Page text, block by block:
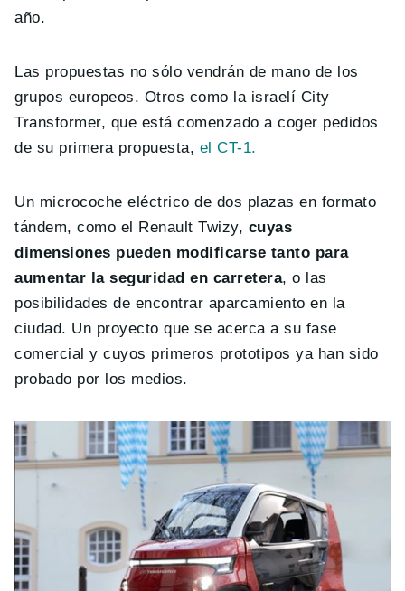
año.
Las propuestas no sólo vendrán de mano de los
grupos europeos. Otros como la israelí City
Transformer, que está comenzado a coger pedidos
de su primera propuesta, el CT-1.
Un microcoche eléctrico de dos plazas en formato
tándem, como el Renault Twizy, cuyas
dimensiones pueden modificarse tanto para
aumentar la seguridad en carretera, o las
posibilidades de encontrar aparcamiento en la
ciudad. Un proyecto que se acerca a su fase
comercial y cuyos primeros prototipos ya han sido
probado por los medios.